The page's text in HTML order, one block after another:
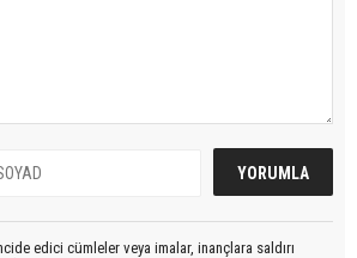
edici cümleler veya imalar, inançlara saldırı